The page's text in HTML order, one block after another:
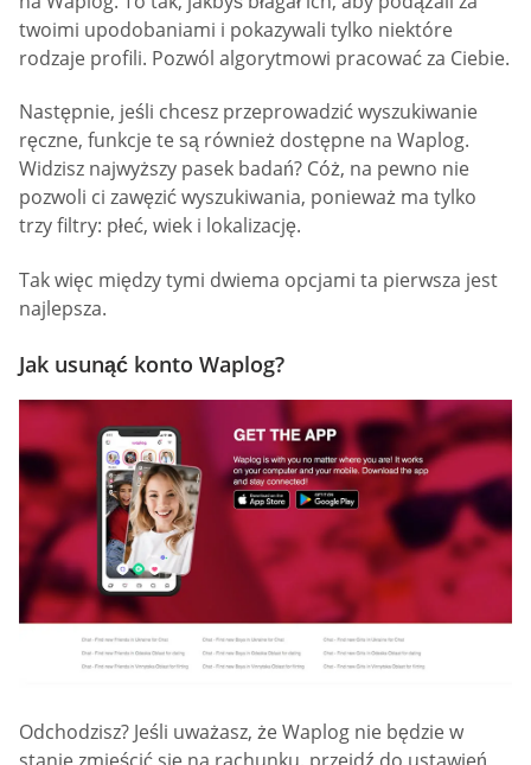
twoimi upodobaniami i pokazywali tylko niektóre
rodzaje profili. Pozwól algorytmowi pracować za Ciebie.
Następnie, jeśli chcesz przeprowadzić wyszukiwanie
ręczne, funkcje te są również dostępne na Waplog.
Widzisz najwyższy pasek badań? Cóż, na pewno nie
pozwoli ci zawęzić wyszukiwania, ponieważ ma tylko
trzy filtry: płeć, wiek i lokalizację.
Tak więc między tymi dwiema opcjami ta pierwsza jest
najlepsza.
Jak usunąć konto Waplog?
Odchodzisz? Jeśli uważasz, że Waplog nie będzie w